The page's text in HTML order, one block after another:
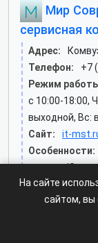
Мир
сервисная
Адрес:
Телефон:
+7
Режим
c 10:00-18:00,
выходной, Вс:
Сайт:
it-
Особенности:
техника/
для
На сайте
сайтом, вы